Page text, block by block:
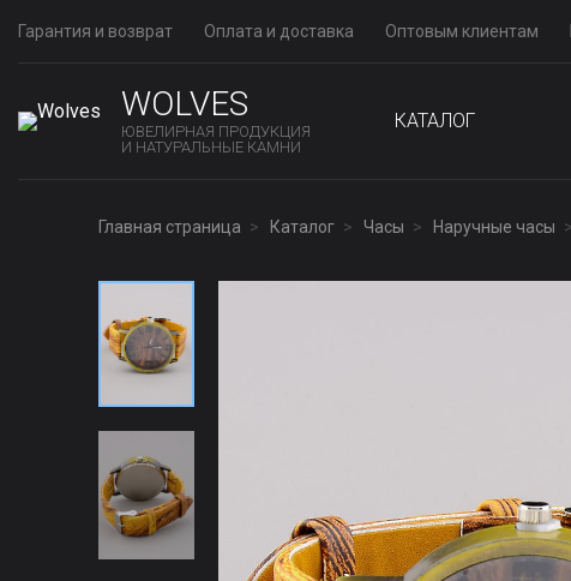
Гарантия и возврат Оплата и доставка Оптовым клиентам
WOLVES
ЮВЕЛИРНАЯ ПРОДУКЦИЯ
И НАТУРАЛЬНЫЕ КАМНИ
КАТАЛОГ
Главная страница Каталог Часы Наручные часы